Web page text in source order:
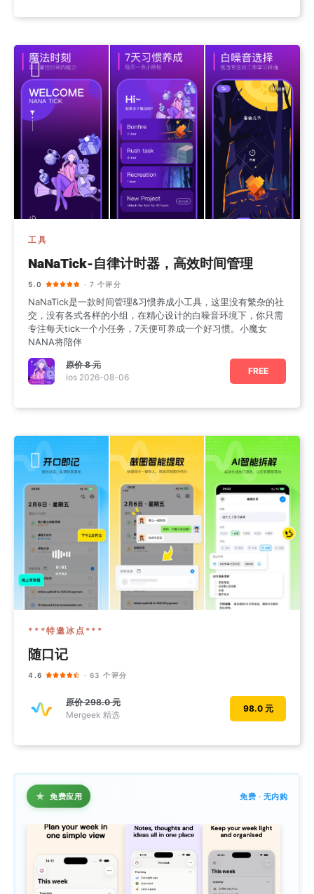
工具
NaNaTick-自律计时器，高效时间管理
5.0 · 7 个评分
NaNaTick是一款时间管理&习惯养成小工具，这里没有繁杂的社
交，没有各式各样的小组，在精心设计的白噪音环境下，你只需
专注每天tick一个小任务，7天便可养成一个好习惯。小魔女
NANA将陪伴
原价8 元
ios 2026-08-06
FREE
***特邀冰点***
随口记
4.6 · 63 个评分
原价298.0 元
Mergeek 精选
98.0 元
★ 免费应用 免费 · 无内购